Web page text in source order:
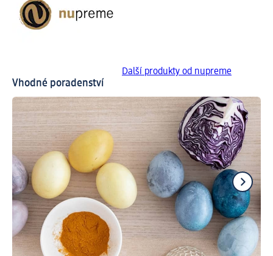
Další produkty od nupreme
Vhodné poradenství